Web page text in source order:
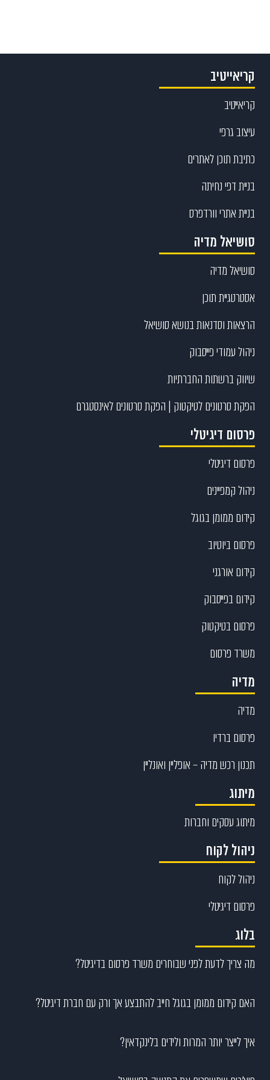
קריאייטיב
קריאייטיב
עיצוב גרפי
כתיבת תוכן לאתרים
בניית דפי נחיתה
בניית אתרי וורדפרס
סושיאל מדיה
סושיאל מדיה
אסטרטגיית תוכן
הרצאות וסדנאות בנושא סושיאל
ניהול עמודי פייסבוק
שיווק ברשתות החברתיות
הפקת סרטונים לטיקטוק | הפקת סרטונים לאינסטגרם
פרסום דיגיטלי
פרסום דיגיטלי
ניהול קמפיינים
קידום ממומן בגוגל
פרסום ביוטיוב
קידום אורגני
קידום בפייסבוק
פרסום בטיקטוק
משרד פרסום
מדיה
מדיה
פרסום ברדיו
תכנון רכש מדיה – אופליין ואונליין
מיתוג
מיתוג עסקים וחברות
ניהול לקוח
ניהול לקוח
פרסום דיגיטלי
בלוג
מה צריך לדעת לפני שבוחרים משרד פרסום בדיגיטל?
האם קידום ממומן בגוגל חייב להתבצע אך ורק עם חברת דיגיטל?
איך לייצר יותר המרות ולידים בלינקדאין?